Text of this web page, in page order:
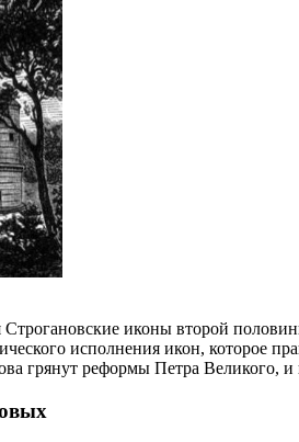
иконы второй
исполнения икон, которое
грянут реформы Петра Великого, и